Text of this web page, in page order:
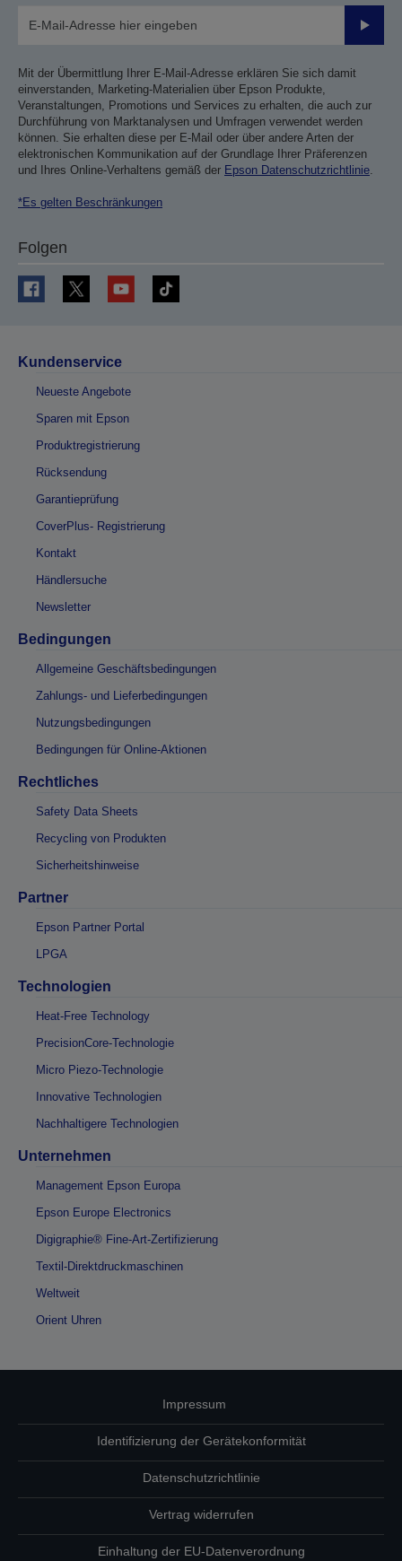
Mit der Übermittlung Ihrer E-Mail-Adresse erklären Sie sich damit
einverstanden, Marketing-Materialien über Epson Produkte,
Veranstaltungen, Promotions und Services zu erhalten, die auch zur
Durchführung von Marktanalysen und Umfragen verwendet werden
können. Sie erhalten diese per E-Mail oder über andere Arten der
elektronischen Kommunikation auf der Grundlage Ihrer Präferenzen
und Ihres Online-Verhaltens gemäß der Epson Datenschutzrichtlinie.
*Es gelten Beschränkungen
Folgen
Kundenservice
Neueste Angebote
Sparen mit Epson
Produktregistrierung
Rücksendung
Garantieprüfung
CoverPlus- Registrierung
Kontakt
Händlersuche
Newsletter
Bedingungen
Allgemeine Geschäftsbedingungen
Zahlungs- und Lieferbedingungen
Nutzungsbedingungen
Bedingungen für Online-Aktionen
Rechtliches
Safety Data Sheets
Recycling von Produkten
Sicherheitshinweise
Partner
Epson Partner Portal
LPGA
Technologien
Heat-Free Technology
PrecisionCore-Technologie
Micro Piezo-Technologie
Innovative Technologien
Nachhaltigere Technologien
Unternehmen
Management Epson Europa
Epson Europe Electronics
Digigraphie® Fine-Art-Zertifizierung
Textil-Direktdruckmaschinen
Weltweit
Orient Uhren
Impressum
Identifizierung der Gerätekonformität
Datenschutzrichtlinie
Vertrag widerrufen
Einhaltung der EU-Datenverordnung